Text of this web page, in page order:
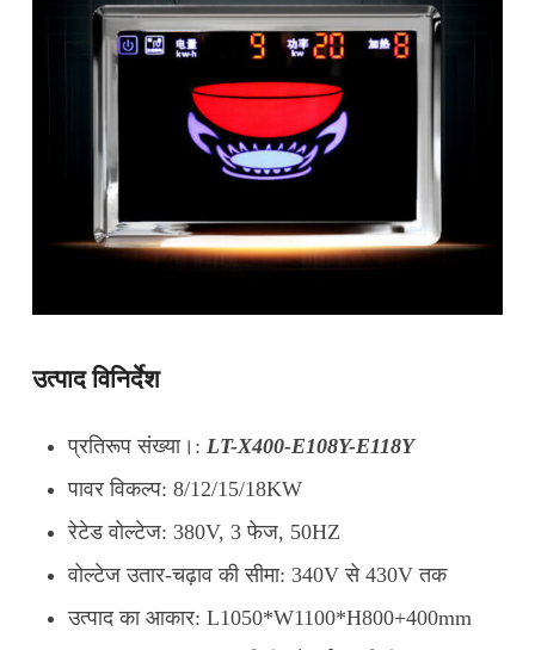
उत्पाद विनिर्देश
प्रतिरूप संख्या।: LT-X400-E108Y-E118Y
पावर विकल्प: 8/12/15/18KW
रेटेड वोल्टेज: 380V, 3 फेज, 50HZ
वोल्टेज उतार-चढ़ाव की सीमा: 340V से 430V तक
उत्पाद का आकार: L1050*W1100*H800+400mm